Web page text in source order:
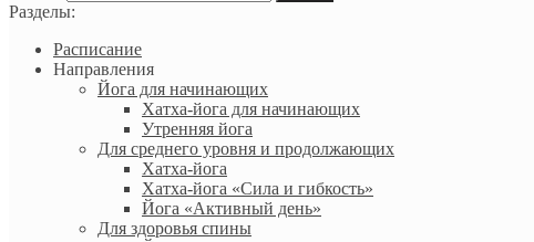
Разделы:
Расписание
Направления
Йога для начинающих
Хатха-йога для начинающих
Утренняя йога
Для среднего уровня и продолжающих
Хатха-йога
Хатха-йога «Сила и гибкость»
Йога «Активный день»
Для здоровья спины